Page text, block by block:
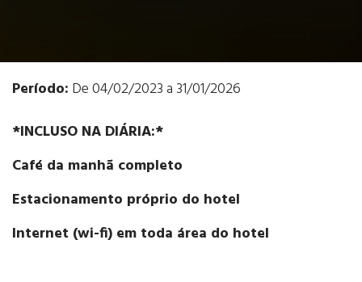
Período: De 04/02/2023 a 31/01/2026
*INCLUSO NA DIÁRIA:*
Café da manhã completo
Estacionamento próprio do hotel
Internet (wi-fi) em toda área do hotel